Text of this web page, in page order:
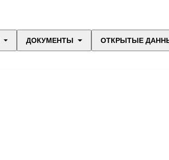
ДОКУМЕНТЫ ОТКРЫТЫЕ